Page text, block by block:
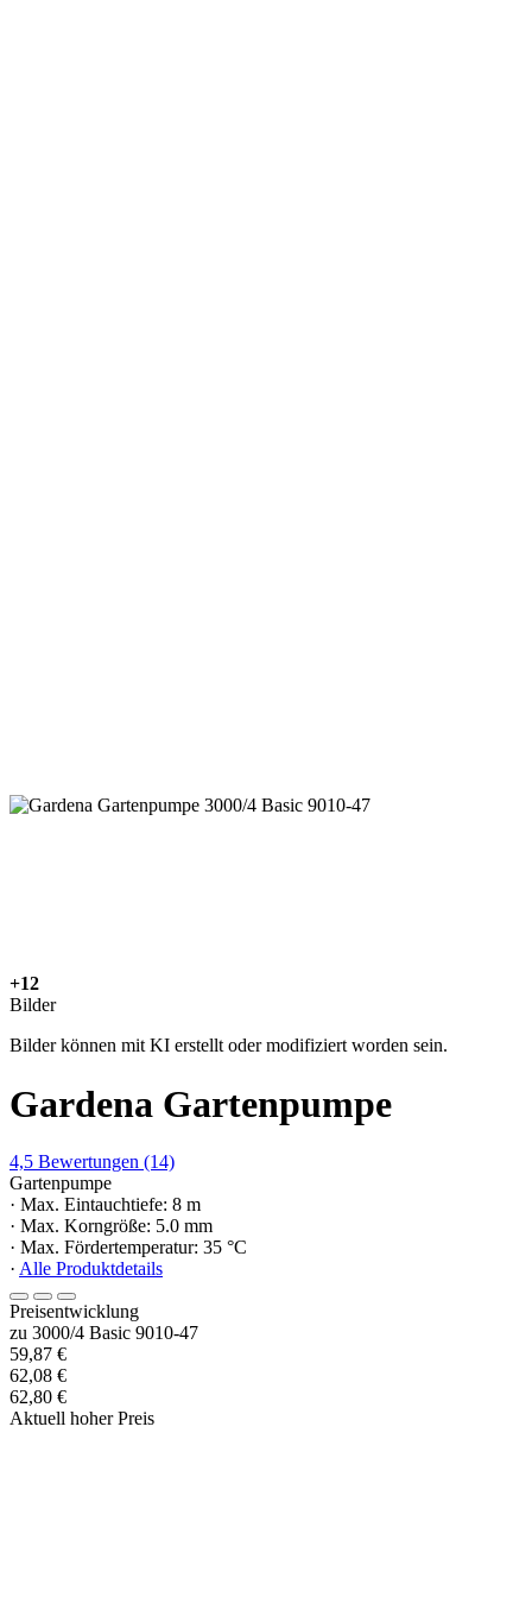
+12
Bilder
Bilder können mit KI erstellt oder modifiziert worden sein.
Gardena Gartenpumpe
4,5 Bewertungen (14)
Gartenpumpe
· Max. Eintauchtiefe: 8 m
· Max. Korngröße: 5.0 mm
· Max. Fördertemperatur: 35 °C
· Alle Produktdetails
Preisentwicklung
zu 3000/4 Basic 9010-47
59,87 €
62,08 €
62,80 €
Aktuell hoher Preis